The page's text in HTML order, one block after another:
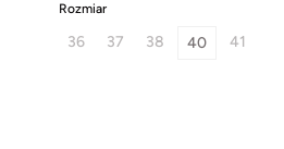
Rozmiar
36 37 38 40 41